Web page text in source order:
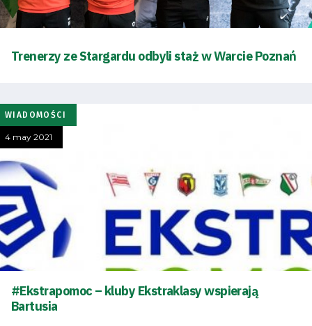
Trenerzy ze Stargardu odbyli staż w Warcie Poznań
WIADOMOŚCI
4 may 2021
#Ekstrapomoc – kluby Ekstraklasy wspierają
Bartusia